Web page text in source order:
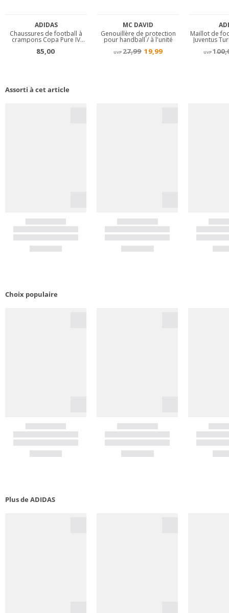
Assorti à cet article
Choix populaire
Plus de ADIDAS